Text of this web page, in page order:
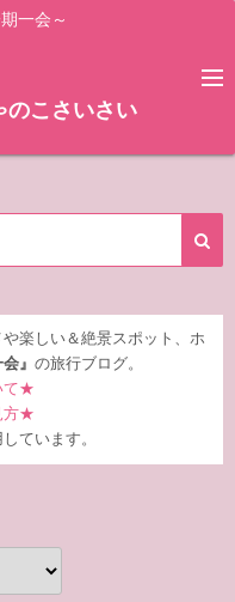
一会～
こさいさい
楽しい＆絶景スポット、ホ
』 の旅行ブログ。
て★
方★
ています。